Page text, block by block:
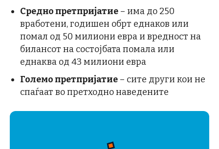
Средно претпријатие – има до 250
вработени, годишен обрт еднаков или
помал од 50 милиони евра и вредност на
билансот на состојбата помала или
еднаква од 43 милиони евра
Големо претпријатие – сите други кои не
спаѓаат во претходно наведените